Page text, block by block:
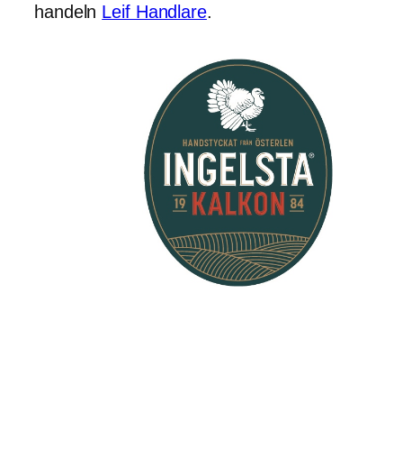
handeln Leif Handlare.